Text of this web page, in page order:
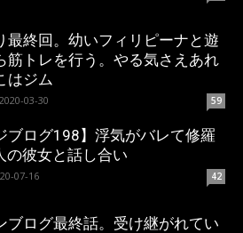
最終回。幼いフィリピーナと遊
筋トレを行う。やる気さえあれ
はジム
2020-03-30 59
ブログ198】浮気がバレて修羅
の彼女と話し合い
07-16 42
ブログ最終話。受け継がれてい